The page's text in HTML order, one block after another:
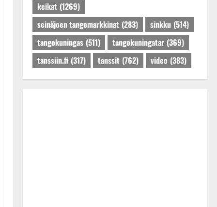
keikat (1269)
seinäjoen tangomarkkinat (283) sinkku (514)
tangokuningas (511) tangokuningatar (369)
tanssiin.fi (317) tanssit (762) video (383)